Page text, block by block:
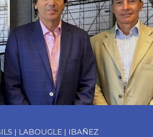
| LABOUGLE | IBAÑEZ